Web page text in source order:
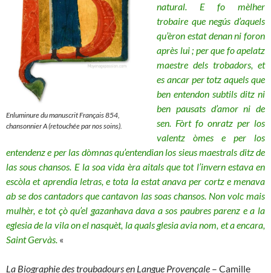
Enluminure du manuscrit Français854,
chansonnier A(retouchée par nos soins).
natural. E fo mèlher
trobaire que negús d’aquels
qu’èron estat denan ni foron
après lui ; per que fo apelatz
maestre dels trobadors, et
es ancar per totz aquels que
ben entendon subtils ditz ni
ben pausats d’amor ni de
sen. Fòrt fo onratz per los
valentz òmes e per los
entendenz e per las dòmnas qu’entendian los sieus maestrals ditz de
las sous chansos. E la soa vida èra aitals que tot l’invern estava en
escòla et aprendia letras, e tota la estat anava per cortz e menava
ab se dos cantadors que cantavon las soas chansos. Non volc mais
mulhèr, e tot çò qu’el gazanhava dava a sos paubres parenz e a la
eglesia de la vila on el nasquèt, la quals glesia avia nom, et a encara,
Saint Gervàs. «
La Biographie des troubadours en Langue Provençale – Camille